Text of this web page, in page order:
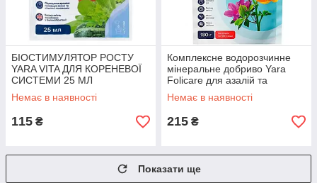
БІОСТИМУЛЯТОР РОСТУ
YARA VITA ДЛЯ КОРЕНЕВОЇ
СИСТЕМИ 25 МЛ
Немає в наявності
115 ₴
Комплексне водорозчинне
мінеральне добриво Yara
Folicare для азалій та
рододендронів, 180 г, Yara
Немає в наявності
215 ₴
Показати ще